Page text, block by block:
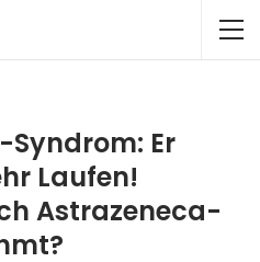
Er
Laufen!
Astrazeneca-